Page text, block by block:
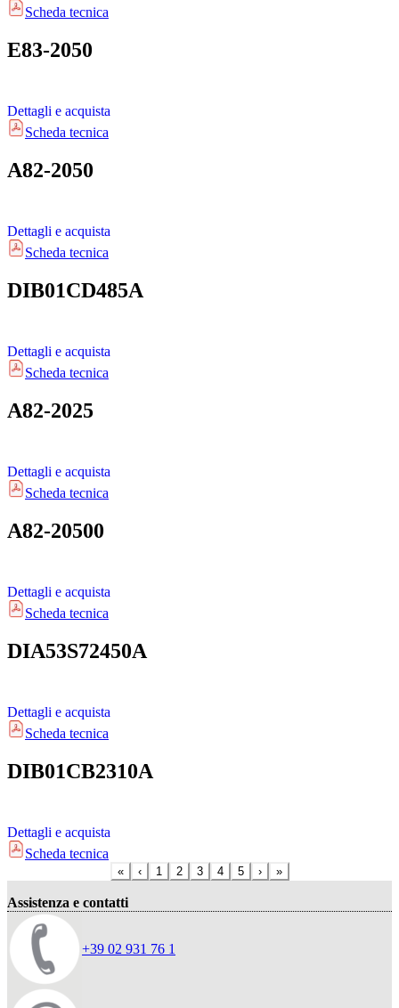
Scheda tecnica
E83-2050
Dettagli e acquista
Scheda tecnica
A82-2050
Dettagli e acquista
Scheda tecnica
DIB01CD485A
Dettagli e acquista
Scheda tecnica
A82-2025
Dettagli e acquista
Scheda tecnica
A82-20500
Dettagli e acquista
Scheda tecnica
DIA53S72450A
Dettagli e acquista
Scheda tecnica
DIB01CB2310A
Dettagli e acquista
Scheda tecnica
« ‹ 1 2 3 4 5 › »
Assistenza e contatti
+39 02 931 76 1